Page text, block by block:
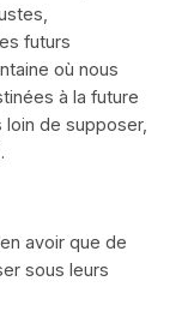
futurs
où nous
à la future
loin de supposer,
avoir que de
sous leurs